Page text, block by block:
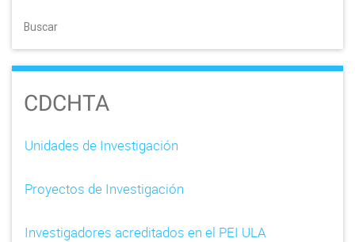
Buscar
CDCHTA
Unidades de Investigación
Proyectos de Investigación
Investigadores acreditados en el PEI ULA